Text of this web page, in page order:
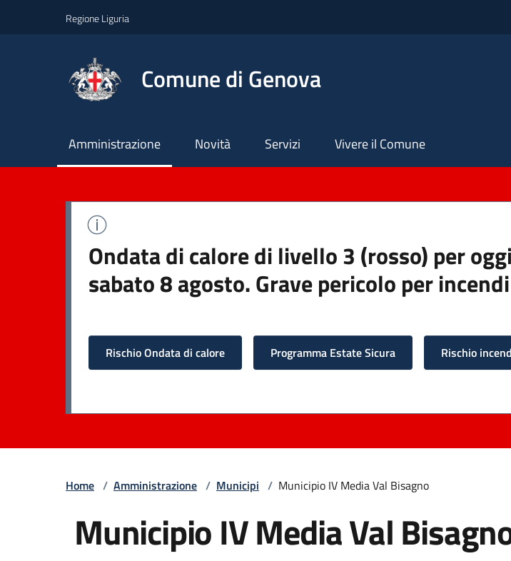
Regione Liguria
Comune di Genova
Principale
Amministrazione Novità Servizi Vivere il Comune
Ondata di calore di livello 3 (rosso) per
sabato 8 agosto. Grave pericolo per
Rischio Ondata di calore Programma Estate Sicura Rischio
Home / Amministrazione / Municipi / Municipio IV Media Val Bisagno
Municipio IV Media Val